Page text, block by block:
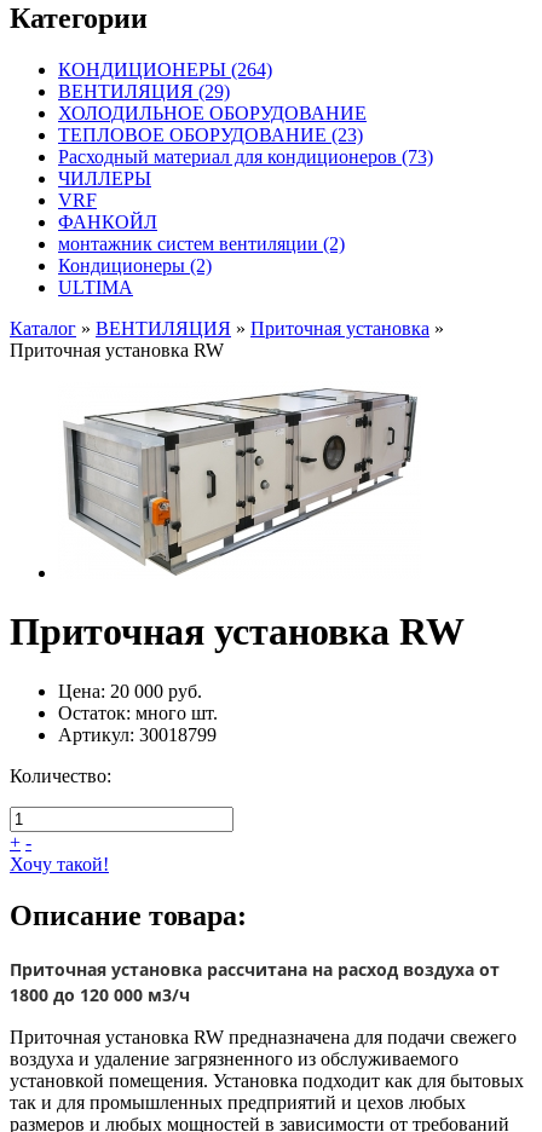
Категории
КОНДИЦИОНЕРЫ (264)
ВЕНТИЛЯЦИЯ (29)
ХОЛОДИЛЬНОЕ ОБОРУДОВАНИЕ
ТЕПЛОВОЕ ОБОРУДОВАНИЕ (23)
Расходный материал для кондиционеров (73)
ЧИЛЛЕРЫ
VRF
ФАНКОЙЛ
монтажник систем вентиляции (2)
Кондиционеры (2)
ULTIMA
Каталог » ВЕНТИЛЯЦИЯ » Приточная установка »
Приточная установка RW
Приточная установка RW
Цена: 20 000 руб.
Остаток: много шт.
Артикул: 30018799
Количество:
+ -
Хочу такой!
Описание товара:
Приточная установка рассчитана на расход воздуха от
1800 до 120 000 м3/ч
Приточная установка RW предназначена для подачи свежего
воздуха и удаление загрязненного из обслуживаемого
установкой помещения. Установка подходит как для бытовых
так и для промышленных предприятий и цехов любых
размеров и любых мощностей в зависимости от требований